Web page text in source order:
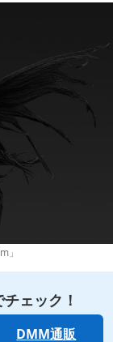
」
ェック！
DMM通販